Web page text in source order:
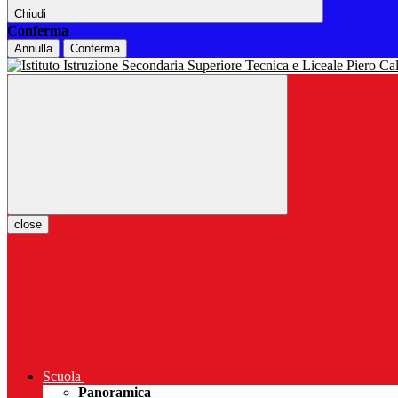
Chiudi
Conferma
Annulla Conferma
close
Scuola
Panoramica